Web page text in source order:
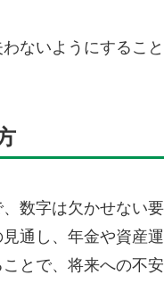
ないようにするこ
数字は欠かせない要
通し、年金や資産
とで、将来への不